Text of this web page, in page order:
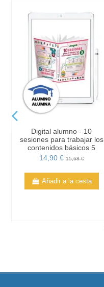
Digital alumno - 10
sesiones para trabajar los
contenidos básicos 5
14,90 € 15,68 €
Añadir a la cesta